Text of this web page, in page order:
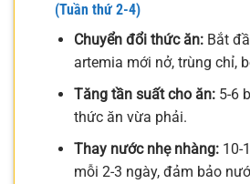
(Tuần thứ 2-4)
Chuyển đổi thức ăn:Bắt
artemia mới nở, trùng chỉ,
Tăng tần suất cho ăn:5-6
thức ăn vừa phải.
Thay nước nhẹ nhàng:10-
mỗi 2-3 ngày, đảm bảo